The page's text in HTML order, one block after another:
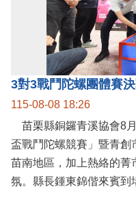
115-08-08 18:26
苗栗縣銅鑼青溪協會8
盃戰鬥陀螺競賽」暨青創
苗南地區，加上熱絡的菁